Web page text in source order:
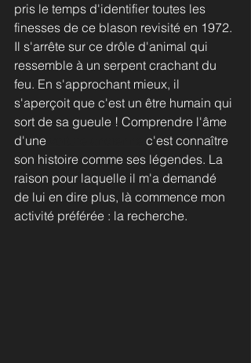
pris le temps d'identifier toutes les
finesses de ce blason revisité en 1972.
Il s'arrête sur ce drôle d'animal qui
ressemble à un serpent crachant du
feu. En s'approchant mieux, il
s'aperçoit que c'est un être humain qui
sort de sa gueule ! Comprendre l'âme
d'une
c'est connaître
son histoire comme ses légendes. La
raison pour laquelle il m'a demandé
de lui en dire plus, là commence mon
activité préférée : la recherche.